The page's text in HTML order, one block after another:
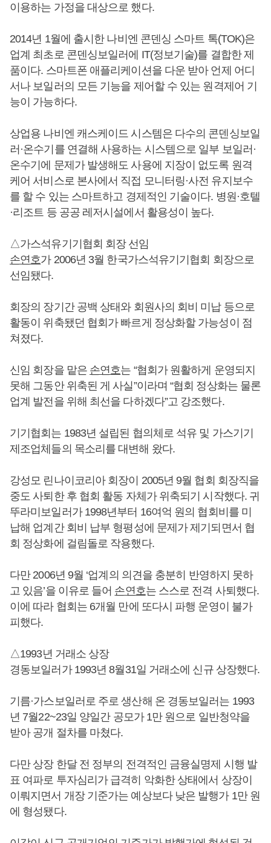
이용하는 가정을 대상으로 했다.
2014년 1월에 출시한 나비엔 콘덴싱 스마트 톡(TOK)은
업계 최초로 콘덴싱보일러에 IT(정보기술)를 결합한 제
품이다. 스마트폰 애플리케이션을 다운 받아 언제 어디
서나 보일러의 모든 기능을 제어할 수 있는 원격제어 기
능이 가능하다.
상업용 나비엔 캐스케이드 시스템은 다수의 콘덴싱보일
러·온수기를 연결해 사용하는 시스템으로 일부 보일러·
온수기에 문제가 발생해도 사용에 지장이 없도록 원격
케어 서비스로 본사에서 직접 모니터링·사전 유지보수
를 할 수 있는 스마트하고 경제적인 기술이다. 병원·호텔
·리조트 등 공공 레저시설에서 활용성이 높다.
△가스석유기기협회 회장 선임
손연호가 2006년 3월 한국가스석유기기협회 회장으로
선임됐다.
회장의 장기간 공백 상태와 회원사의 회비 미납 등으로
활동이 위축됐던 협회가 빠르게 정상화할 가능성이 점
쳐졌다.
신임 회장을 맡은 손연호는 “협회가 원활하게 운영되지
못해 그동안 위축된 게 사실”이라며 “협회 정상화는 물론
업계 발전을 위해 최선을 다하겠다”고 강조했다.
기기협회는 1983년 설립된 협의체로 석유 및 가스기기
제조업체들의 목소리를 대변해 왔다.
강성모 린나이코리아 회장이 2005년 9월 협회 회장직을
중도 사퇴한 후 협회 활동 자체가 위축되기 시작했다. 귀
뚜라미보일러가 1998년부터 16여억 원의 협회비를 미
납해 업계간 회비 납부 형평성에 문제가 제기되면서 협
회 정상화에 걸림돌로 작용했다.
다만 2006년 9월 ‘업계의 의견을 충분히 반영하지 못하
고 있음’을 이유로 들어 손연호는 스스로 전격 사퇴했다.
이에 따라 협회는 6개월 만에 또다시 파행 운영이 불가
피했다.
△1993년 거래소 상장
경동보일러가 1993년 8월31일 거래소에 신규 상장했다.
기름·가스보일러로 주로 생산해 온 경동보일러는 1993
년 7월22~23일 양일간 공모가 1만 원으로 일반청약을
받아 공개 절차를 마쳤다.
다만 상장 한달 전 정부의 전격적인 금융실명제 시행 발
표 여파로 투자심리가 급격히 악화한 상태에서 상장이
이뤄지면서 개장 기준가는 예상보다 낮은 발행가 1만 원
에 형성됐다.